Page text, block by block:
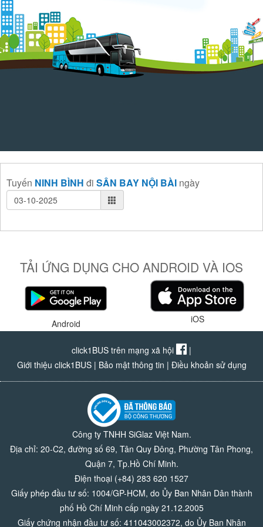
Tuyến NINH BÌNH đi SÂN BAY NỘI BÀI ngày
TẢI ỨNG DỤNG CHO ANDROID VÀ IOS
Android iOS
click1BUS trên mạng xã hội
|
Giới thiệu click1BUS| Bảo mật thông tin | Điều khoản sử dụng
Công ty TNHH SiGlaz Việt Nam.
Địa chỉ: 20-C2, đường số 69, Tân Quy Đông, Phường Tân Phong,
Quận 7, Tp.Hồ Chí Minh.
Điện thoại (+84) 283 620 1527
Giấy phép đầu tư số: 1004/GP-HCM, do Ủy Ban Nhân Dân thành
phố Hồ Chí Minh cấp ngày 21.12.2005
Giấy chứng nhận đầu tư số: 411043002372, do Ủy Ban Nhân